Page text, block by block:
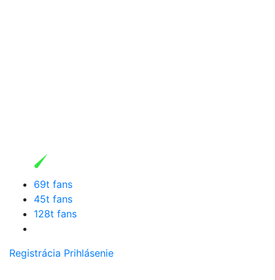
69t fans
45t fans
128t fans
Registrácia Prihlásenie